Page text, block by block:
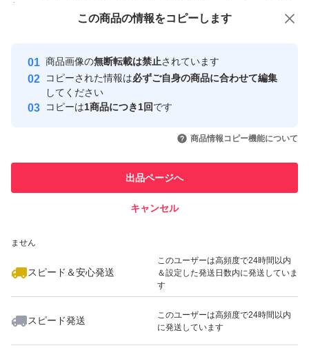
付与しています
安心取引出品者
心・安全なユーザーです
取引実績
引を完了させた実績があります
での取引実績があります
ません
スピード＆安心発送
このユーザーは高頻度で24時間以内
＆設定した発送日数内に発送していま
す
スピード発送
このユーザーは高頻度で24時間以内
に発送しています
この商品の情報をコピーします
商品画像の無断転載は禁止されています
コピーされた情報は必ずご自身の商品に合わせて編集
してください
コピーは1商品につき1回です
商品情報コピー機能について
出品ページへ
キャンセル
この商品をみている人にオススメ
いいね！
949